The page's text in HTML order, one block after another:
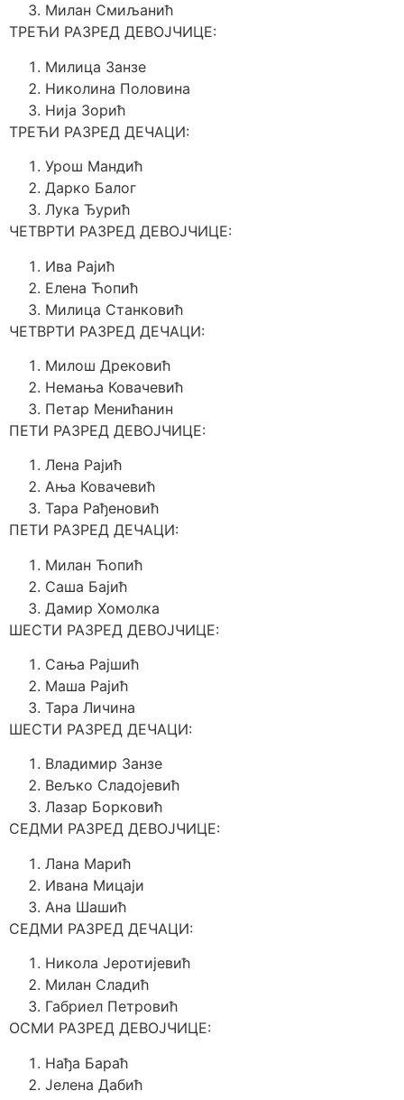
Милан Смиљанић
ТРЕЋИ РАЗРЕД ДЕВОЈЧИЦЕ:
Милица Занзе
Николина Половина
Нија Зорић
ТРЕЋИ РАЗРЕД ДЕЧАЦИ:
Урош Мандић
Дарко Балог
Лука Ђурић
ЧЕТВРТИ РАЗРЕД ДЕВОЈЧИЦЕ:
Ива Рајић
Елена Ћопић
Милица Станковић
ЧЕТВРТИ РАЗРЕД ДЕЧАЦИ:
Милош Дрековић
Немања Ковачевић
Петар Менићанин
ПЕТИ РАЗРЕД ДЕВОЈЧИЦЕ:
Лена Рајић
Ања Ковачевић
Тара Рађеновић
ПЕТИ РАЗРЕД ДЕЧАЦИ:
Милан Ћопић
Саша Бајић
Дамир Хомолка
ШЕСТИ РАЗРЕД ДЕВОЈЧИЦЕ:
Сања Рајшић
Маша Рајић
Тара Личина
ШЕСТИ РАЗРЕД ДЕЧАЦИ:
Владимир Занзе
Вељко Сладојевић
Лазар Борковић
СЕДМИ РАЗРЕД ДЕВОЈЧИЦЕ:
Лана Марић
Ивана Мицаји
Ана Шашић
СЕДМИ РАЗРЕД ДЕЧАЦИ:
Никола Јеротијевић
Милан Сладић
Габриел Петровић
ОСМИ РАЗРЕД ДЕВОЈЧИЦЕ:
Нађа Бараћ
Јелена Дабић